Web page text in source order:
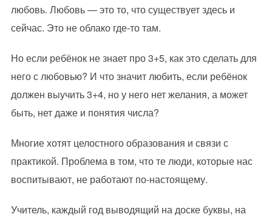
любовь. Любовь — это то, что существует здесь и
сейчас. Это не облако где-то там.
Но если ребёнок не знает про 3+5, как это сделать для
него с любовью? И что значит любить, если ребёнок
должен выучить 3+4, но у него нет желания, а может
быть, нет даже и понятия числа?
Многие хотят целостного образования и связи с
практикой. Проблема в том, что те люди, которые нас
воспитывают, не работают по-настоящему.
Учитель, каждый год выводящий на доске буквы, на